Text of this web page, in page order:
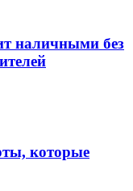
наличными без
которые